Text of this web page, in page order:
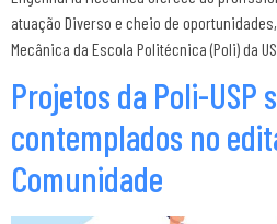
atuação Diverso e cheio de
Mecânica da Escola Politécnica (Poli) da
Projetos da Poli-USP
contemplados no
Comunidade